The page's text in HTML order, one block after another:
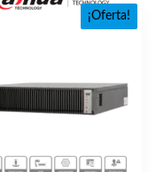
¡Oferta!